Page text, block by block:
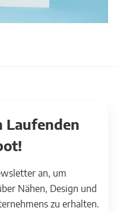
Laufenden
an, um
Nähen, Design und
zu erhalten.